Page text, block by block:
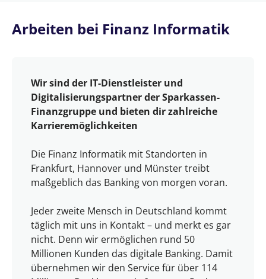
Arbeiten bei Finanz Informatik
Wir sind der IT-Dienstleister und
Digitalisierungspartner der Sparkassen-
Finanzgruppe und bieten dir zahlreiche
Karrieremöglichkeiten
Die Finanz Informatik mit Standorten in
Frankfurt, Hannover und Münster treibt
maßgeblich das Banking von morgen voran.
Jeder zweite Mensch in Deutschland kommt
täglich mit uns in Kontakt – und merkt es gar
nicht. Denn wir ermöglichen rund 50
Millionen Kunden das digitale Banking. Damit
übernehmen wir den Service für über 114